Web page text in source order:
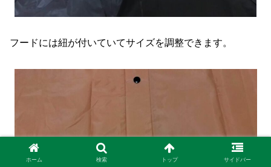
フードには紐が付いていてサイズを調整できます。
ホーム 検索 トップ サイドバー